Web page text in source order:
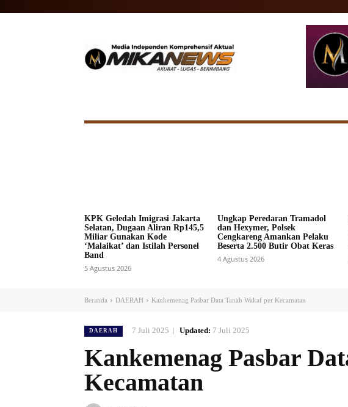
KPK Geledah Imigrasi Jakarta
Selatan, Dugaan Aliran Rp145,5
Miliar Gunakan Kode
‘Malaikat’ dan Istilah Personel
Band
5 Agustus 2026
Ungkap Peredaran Tramadol
dan Hexymer, Polsek
Cengkareng Amankan Pelaku
Beserta 2.500 Butir Obat Keras
4 Agustus 2026
Beranda DAERAH Kankemenag Pasbar Data Tanah Wakaf per Kecamatan
DAERAH 7 Juli 2025 Updated: 7 Juli 2025
Kankemenag Pasbar
Kecamatan